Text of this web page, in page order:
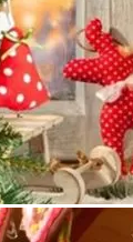
дейности,
дружество,